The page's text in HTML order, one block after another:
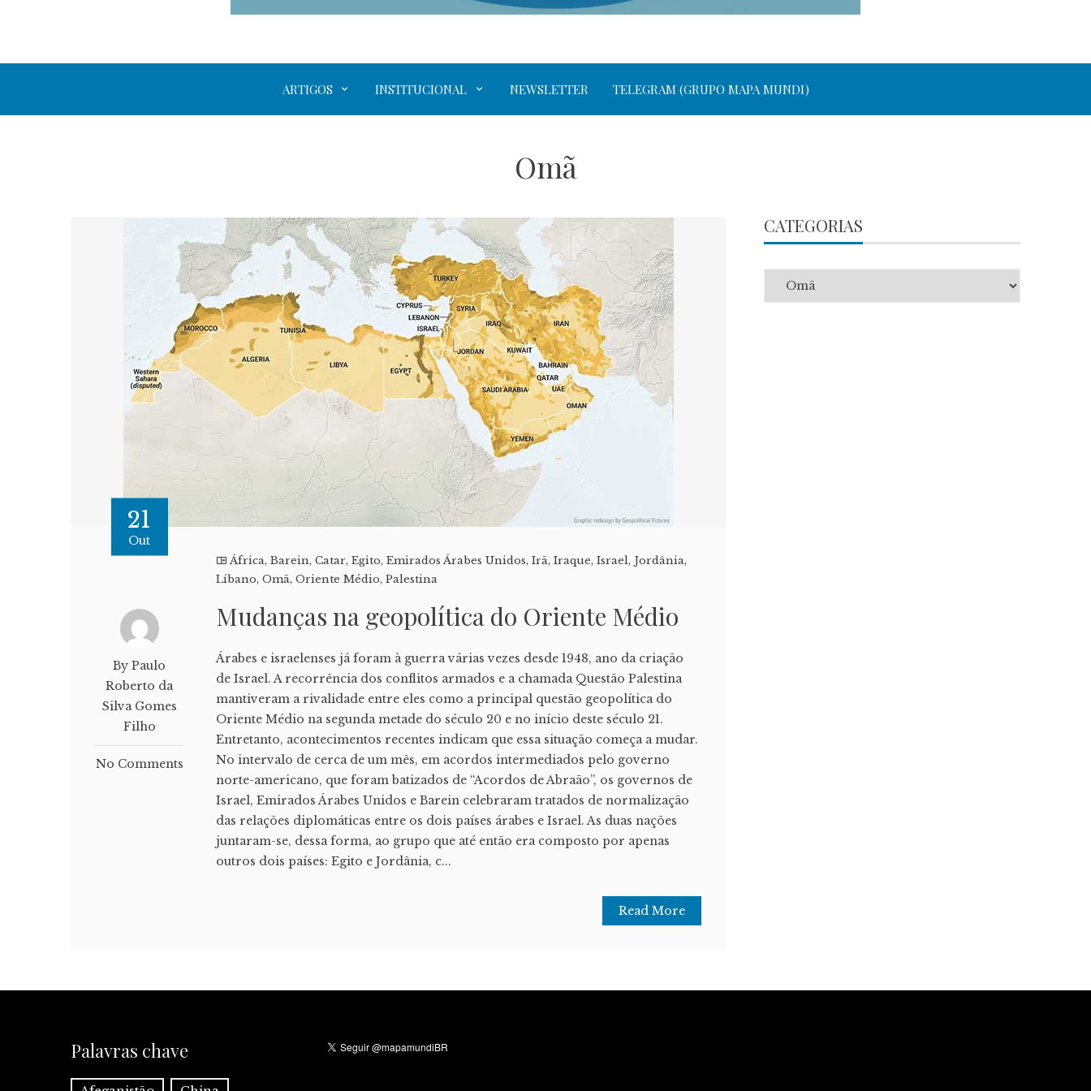
ARTIGOS INSTITUCIONAL NEWSLETTER TELEGRAM (GRUPO MAPA MUNDI)
Omã
21
Out
By Paulo
Roberto da
Silva Gomes
Filho
No Comments
África,Barein,Catar,Egito,Emirados Árabes Unidos,Irã,Iraque,Israel, Jordânia,
Líbano,Omã,Oriente Médio,Palestina
Mudanças na geopolítica do Oriente Médio
Árabes e israelenses já foram à guerra várias vezes desde 1948, ano da criação
de Israel. A recorrência dos conflitos armados e a chamada Questão Palestina
mantiveram a rivalidade entre eles como a principal questão geopolítica do
Oriente Médio na segunda metade do século 20 e no início deste século 21.
Entretanto, acontecimentos recentes indicam que essa situação começa a mudar.
No intervalo de cerca de um mês, em acordos intermediados pelo governo
norte-americano, que foram batizados de “Acordos de Abraão”, os governos de
Israel, Emirados Árabes Unidos e Barein celebraram tratados de normalização
das relações diplomáticas entre os dois países árabes e Israel. As duas nações
juntaram-se, dessa forma, ao grupo que até então era composto por apenas
outros dois países: Egito e Jordânia, c...
Read More
CATEGORIAS
Categorias
Palavras chave